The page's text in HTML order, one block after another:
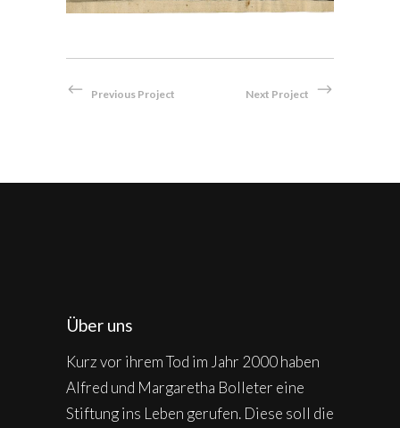
Previous Project Next Project
Über uns
Kurz vor ihrem Tod im Jahr 2000 haben
Alfred und Margaretha Bolleter eine
Stiftung ins Leben gerufen. Diese soll die